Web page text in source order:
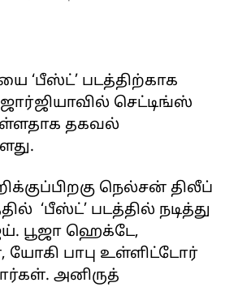
‘பீஸ்ட்’ படத்திற்காக
ஜார்ஜியாவில் செட்டிங்ஸ்
தகவல்
நெல்சன் திலீப்
‘பீஸ்ட்’ படத்தில் நடித்து
பூஜா ஹெக்டே,
பாபு உள்ளிட்டோர்
அனிருத்